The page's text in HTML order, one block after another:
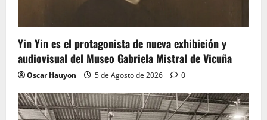
Yin Yin es el protagonista de nueva exhibición y
audiovisual del Museo Gabriela Mistral de Vicuña
Oscar Hauyon 5 de Agosto de 2026 0